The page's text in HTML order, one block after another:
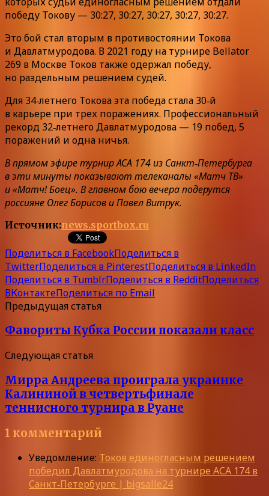
победу Токову — 30:27, 30:27, 30:27, 30:27, 30:27.
Это бой стал вторым в противостоянии Токова
и Давлатмуродова. В 2021 году на турнире Bellator
269 в Москве Токов также одержал победу,
но раздельным решением судей.
Для 34‑летнего Токова эта победа стала 30‑й
в карьере при трех поражениях. Профессиональный
рекорд 32‑летнего Давлатмуродова — 19 побед, 5
поражений и одна ничья.
В прямом эфире турнир АСА 174 из Санкт‑Петербурга
в эти минуты показывают телеканалы «Матч ТВ»
и «Матч! Боец». В главном бою вечера подерутся
россияне Олег Борисов и Павел Витрук.
Источник:news.sportbox.ru
Поделиться в FacebookПоделиться в
TwitterПоделиться в PinterestПоделиться в LinkedIn
Поделиться в TumblrПоделиться в RedditПоделиться
ВКонтактеПоделиться по Email
Предыдущая статья
Фавориты Кубка России показали класс
Следующая статья
Мирра Андреева проиграла украинке
Калининой в четвертьфинале
теннисного турнира в Руане
1 комментарий
Уведомление: Токов единогласным решением
победил Давлатмуродова на турнире АСА 174 в
Санкт‑Петербурге | bigsalle24